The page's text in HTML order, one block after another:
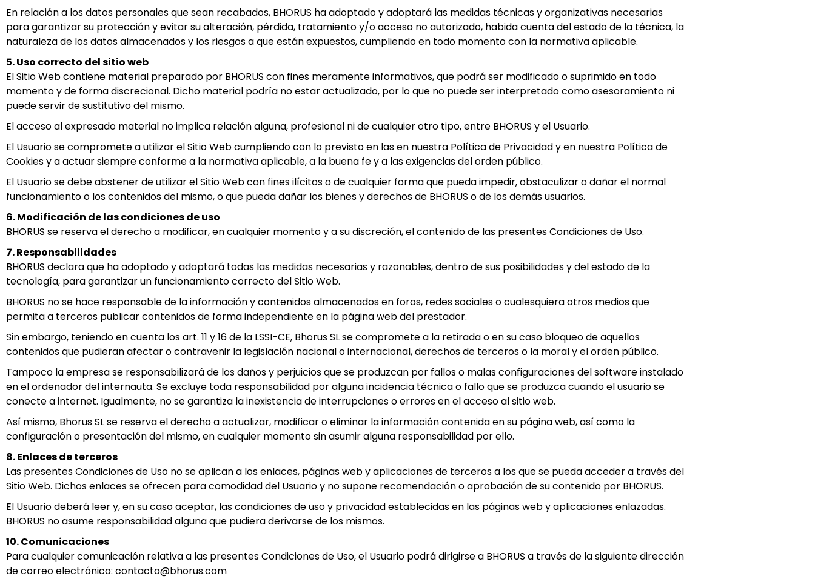
En relación a los datos personales que sean recabados, BHORUS ha adoptado y adoptará las medidas técnicas y organizativas necesarias
para garantizar su protección y evitar su alteración, pérdida, tratamiento y/o acceso no autorizado, habida cuenta del estado de la técnica, la
naturaleza de los datos almacenados y los riesgos a que están expuestos, cumpliendo en todo momento con la normativa aplicable.
5. Uso correcto del sitio web
El Sitio Web contiene material preparado por BHORUS con fines meramente informativos, que podrá ser modificado o suprimido en todo
momento y de forma discrecional. Dicho material podría no estar actualizado, por lo que no puede ser interpretado como asesoramiento ni
puede servir de sustitutivo del mismo.
El acceso al expresado material no implica relación alguna, profesional ni de cualquier otro tipo, entre BHORUS y el Usuario.
El Usuario se compromete a utilizar el Sitio Web cumpliendo con lo previsto en las en nuestra Política de Privacidad y en nuestra Política de
Cookies y a actuar siempre conforme a la normativa aplicable, a la buena fe y a las exigencias del orden público.
El Usuario se debe abstener de utilizar el Sitio Web con fines ilícitos o de cualquier forma que pueda impedir, obstaculizar o dañar el normal
funcionamiento o los contenidos del mismo, o que pueda dañar los bienes y derechos de BHORUS o de los demás usuarios.
6. Modificación de las condiciones de uso
BHORUS se reserva el derecho a modificar, en cualquier momento y a su discreción, el contenido de las presentes Condiciones de Uso.
7. Responsabilidades
BHORUS declara que ha adoptado y adoptará todas las medidas necesarias y razonables, dentro de sus posibilidades y del estado de la
tecnología, para garantizar un funcionamiento correcto del Sitio Web.
BHORUS no se hace responsable de la información y contenidos almacenados en foros, redes sociales o cualesquiera otros medios que
permita a terceros publicar contenidos de forma independiente en la página web del prestador.
Sin embargo, teniendo en cuenta los art. 11 y 16 de la LSSI-CE, Bhorus SL se compromete a la retirada o en su caso bloqueo de aquellos
contenidos que pudieran afectar o contravenir la legislación nacional o internacional, derechos de terceros o la moral y el orden público.
Tampoco la empresa se responsabilizará de los daños y perjuicios que se produzcan por fallos o malas configuraciones del software instalado
en el ordenador del internauta. Se excluye toda responsabilidad por alguna incidencia técnica o fallo que se produzca cuando el usuario se
conecte a internet. Igualmente, no se garantiza la inexistencia de interrupciones o errores en el acceso al sitio web.
Así mismo, Bhorus SL se reserva el derecho a actualizar, modificar o eliminar la información contenida en su página web, así como la
configuración o presentación del mismo, en cualquier momento sin asumir alguna responsabilidad por ello.
8. Enlaces de terceros
Las presentes Condiciones de Uso no se aplican a los enlaces, páginas web y aplicaciones de terceros a los que se pueda acceder a través del
Sitio Web. Dichos enlaces se ofrecen para comodidad del Usuario y no supone recomendación o aprobación de su contenido por BHORUS.
El Usuario deberá leer y, en su caso aceptar, las condiciones de uso y privacidad establecidas en las páginas web y aplicaciones enlazadas.
BHORUS no asume responsabilidad alguna que pudiera derivarse de los mismos.
10. Comunicaciones
Para cualquier comunicación relativa a las presentes Condiciones de Uso, el Usuario podrá dirigirse a BHORUS a través de la siguiente dirección
de correo electrónico: contacto@bhorus.com